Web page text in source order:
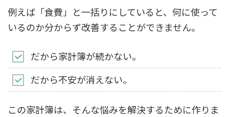
例えば「食費」と一括りにしていると、何に使って
いるのか分からず改善することができません。
だから家計簿が続かない。
だから不安が消えない。
この家計簿は、そんな悩みを解決するために作りま